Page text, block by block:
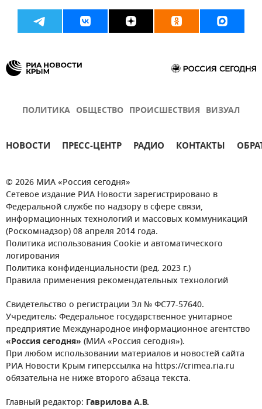
ПОЛИТИКА ОБЩЕСТВО ПРОИСШЕСТВИЯ ВИЗУАЛ
НОВОСТИ ПРЕСС-ЦЕНТР РАДИО КОНТАКТЫ
© 2026 МИА «Россия сегодня»
Сетевое издание РИА Новости зарегистрировано в
Федеральной службе по надзору в сфере связи,
информационных технологий и массовых коммуникаций
(Роскомнадзор) 08 апреля 2014 года.
Политика использования Cookie и автоматического
логирования
Политика конфиденциальности (ред. 2023 г.)
Правила применения рекомендательных технологий
Свидетельство о регистрации Эл № ФС77-57640.
Учредитель: Федеральное государственное унитарное
предприятие Международное информационное агентство
«Россия сегодня» (МИА «Россия сегодня»).
При любом использовании материалов и новостей сайта
РИА Новости Крым гиперссылка на https://crimea.ria.ru
обязательна не ниже второго абзаца текста.
Главный редактор: Гаврилова А.В.